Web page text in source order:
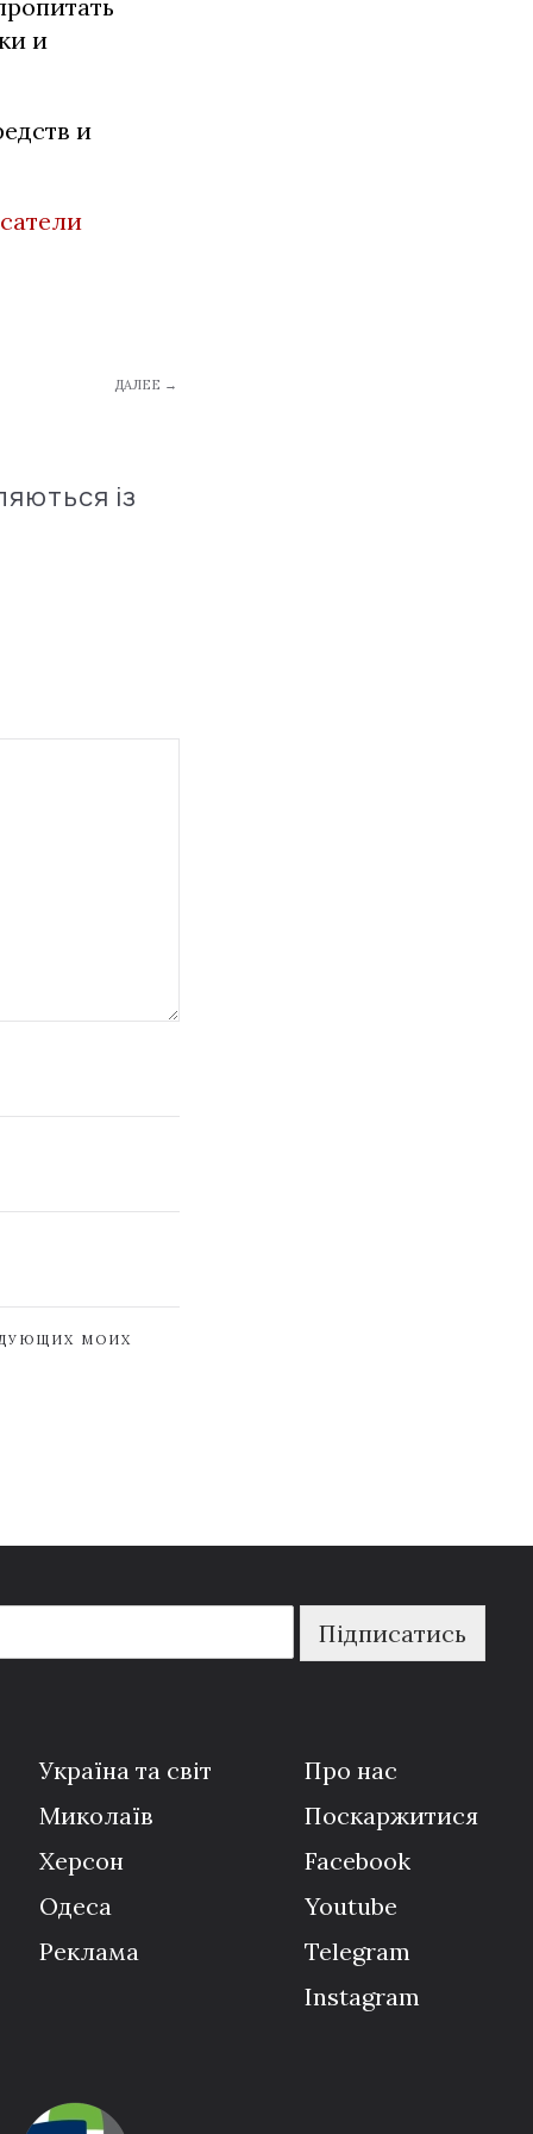
и
и
ДАЛЕЕ →
із
МОИХ
Підписатись
Україна та світ
Миколаїв
Херсон
Одеса
Реклама
Про нас
Поскаржитися
Facebook
Youtube
Telegram
Instagram